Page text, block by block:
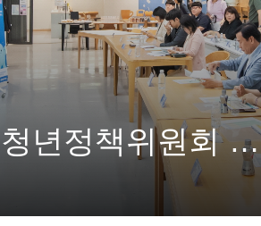
20260806 청년정책위원회 청년참여단 발대식